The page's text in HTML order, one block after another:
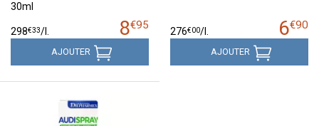
30ml
8€95
298€33/
AJOUTER
6€90
276€00/
AJOUTER